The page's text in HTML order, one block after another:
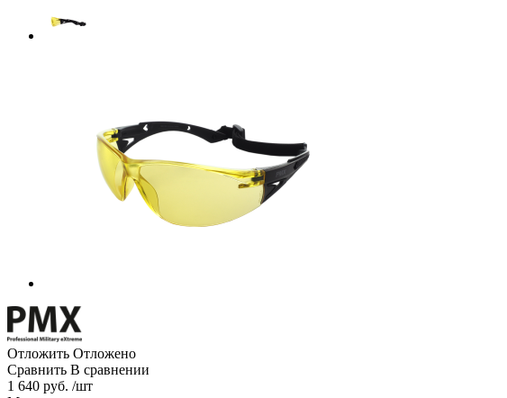
Отложить Отложено
Сравнить В сравнении
1 640 руб. /шт